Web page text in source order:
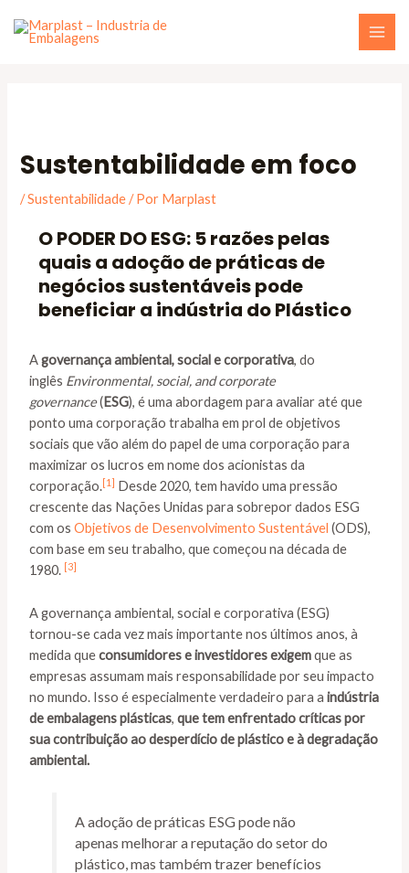
Sustentabilidade em foco
/Sustentabilidade/ Por Marplast
O PODER DO ESG: 5 razões pelas
quais a adoção de práticas de
negócios sustentáveis ​​pode
beneficiar a indústria do Plástico
Agovernança ambiental, social e corporativa, do
inglês Environmental, social, and corporate
governance(ESG), é uma abordagem para avaliar até que
ponto uma corporação trabalha em prol de objetivos
sociais que vão além do papel de uma corporação para
maximizar os lucros em nome dos acionistas da
corporação.[1] Desde 2020, tem havido uma pressão
crescente das Nações Unidas para sobrepor dados ESG
com osObjetivos de Desenvolvimento Sustentável (ODS),
com base em seu trabalho, que começou na década de
1980. [3]
A governança ambiental, social e corporativa (ESG)
tornou-se cada vez mais importante nos últimos anos, à
medida queconsumidores e investidores exigemque as
empresas assumam mais responsabilidade por seu impacto
no mundo. Isso é especialmente verdadeiro para a indústria
de embalagens plásticas,que tem enfrentado críticas por
sua contribuição ao desperdício de plástico e à degradação
ambiental.
A adoção de práticas ESG pode não
apenas melhorar a reputação do setor do
plástico, mas também trazer benefícios